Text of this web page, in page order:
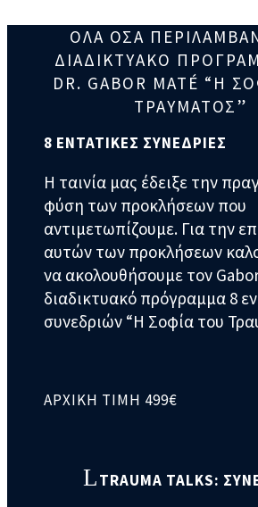
ΟΛΑ ΟΣΑ
ΔΙΑΔΙΚΤΥΑΚΟ
DR. GABOR MATÉ “Η
ΤΡΑΥΜΑΤΟΣ”
8 ΕΝΤΑΤΙΚΕΣ ΣΥΝΕΔΡΙΕΣ
Η ταινία μας έδειξε την
φύση των προκλήσεων που
αντιμετωπίζουμε. Για την
αυτών των προκλήσεων
να ακολουθήσουμε τον
διαδικτυακό πρόγραμμα 8
συνεδριών “Η Σοφία του
ΑΡΧΙΚΗ ΤΙΜΗ 499€
TRAUMA TALKS: